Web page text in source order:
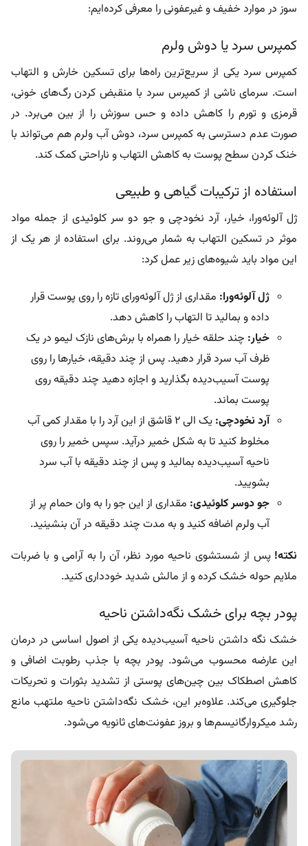
سوز در موارد خفیف و غیرعفونی را معرفی کرده‌ایم:
کمپرس سرد یا دوش ولرم
کمپرس سرد یکی از سریع‌ترین راه‌ها برای تسکین خارش و التهاب
است. سرمای ناشی از کمپرس سرد با منقبض کردن رگ‌های خونی،
قرمزی و تورم را کاهش داده و حس سوزش را از بین می‌برد. در
صورت عدم دسترسی به کمپرس سرد، دوش آب ولرم هم می‌تواند با
خنک کردن سطح پوست به کاهش التهاب و ناراحتی کمک کند.
استفاده از ترکیبات گیاهی و طبیعی
ژل آلوئه‌ورا، خیار، آرد نخودچی و جو دو سر کلوئیدی از جمله مواد
موثر در تسکین التهاب به شمار می‌روند. برای استفاده از هر یک از
این مواد باید شیوه‌های زیر عمل کرد:
ژل آلوئه‌ورا: مقداری از ژل آلوئه‌ورای تازه را روی پوست قرار
داده و بمالید تا التهاب را کاهش دهد.
خیار: چند حلقه خیار را همراه با برش‌های نازک لیمو در یک
ظرف آب سرد قرار دهید. پس از چند دقیقه، خیارها را روی
پوست آسیب‌دیده بگذارید و اجازه دهید چند دقیقه روی
پوست بماند.
آرد نخودچی:
یک الی 2 قاشق از این آرد را با مقدار کمی آب
مخلوط کنید تا به شکل خمیر درآید. سپس خمیر را روی
ناحیه آسیب‌دیده بمالید و پس از چند دقیقه با آب سرد
بشویید.
جو دوسر کلوئیدی: مقداری از این جو را به وان حمام پر از
آب ولرم اضافه کنید و به مدت چند دقیقه در آن بنشینید.
نکته! پس از شستشوی ناحیه مورد نظر، آن را به آرامی و با ضربات
ملایم حوله خشک کرده و از مالش شدید خودداری کنید.
پودر بچه برای خشک‌ نگه‌داشتن ناحیه
خشک نگه داشتن ناحیه آسیب‌دیده یکی از اصول اساسی در درمان
این عارضه محسوب می‌شود. پودر بچه با جذب رطوبت اضافی و
کاهش اصطکاک بین چین‌های پوستی از تشدید بثورات و تحریکات
جلوگیری می‌کند. علاوه‌بر این، خشک نگه‌داشتن ناحیه ملتهب مانع
رشد میکروارگانیسم‌ها و بروز عفونت‌های ثانویه می‌شود.